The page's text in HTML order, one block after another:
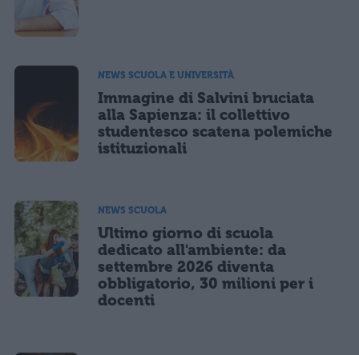
NEWS SCUOLA E UNIVERSITÀ
Immagine di Salvini bruciata
alla Sapienza: il collettivo
studentesco scatena polemiche
istituzionali
NEWS SCUOLA
Ultimo giorno di scuola
dedicato all'ambiente: da
settembre 2026 diventa
obbligatorio, 30 milioni per i
docenti